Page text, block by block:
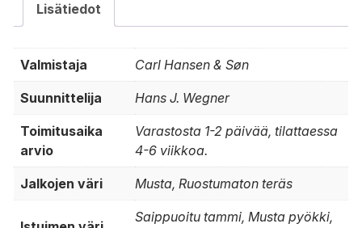
Lisätiedot
Valmistaja Carl Hansen & Søn
Suunnittelija Hans J. Wegner
Toimitusaika
arvio
Varastosta 1-2 päivää, tilattaessa
4-6 viikkoa.
Jalkojen väri Musta, Ruostumaton teräs
Saippuoitu tammi, Musta pyökki,